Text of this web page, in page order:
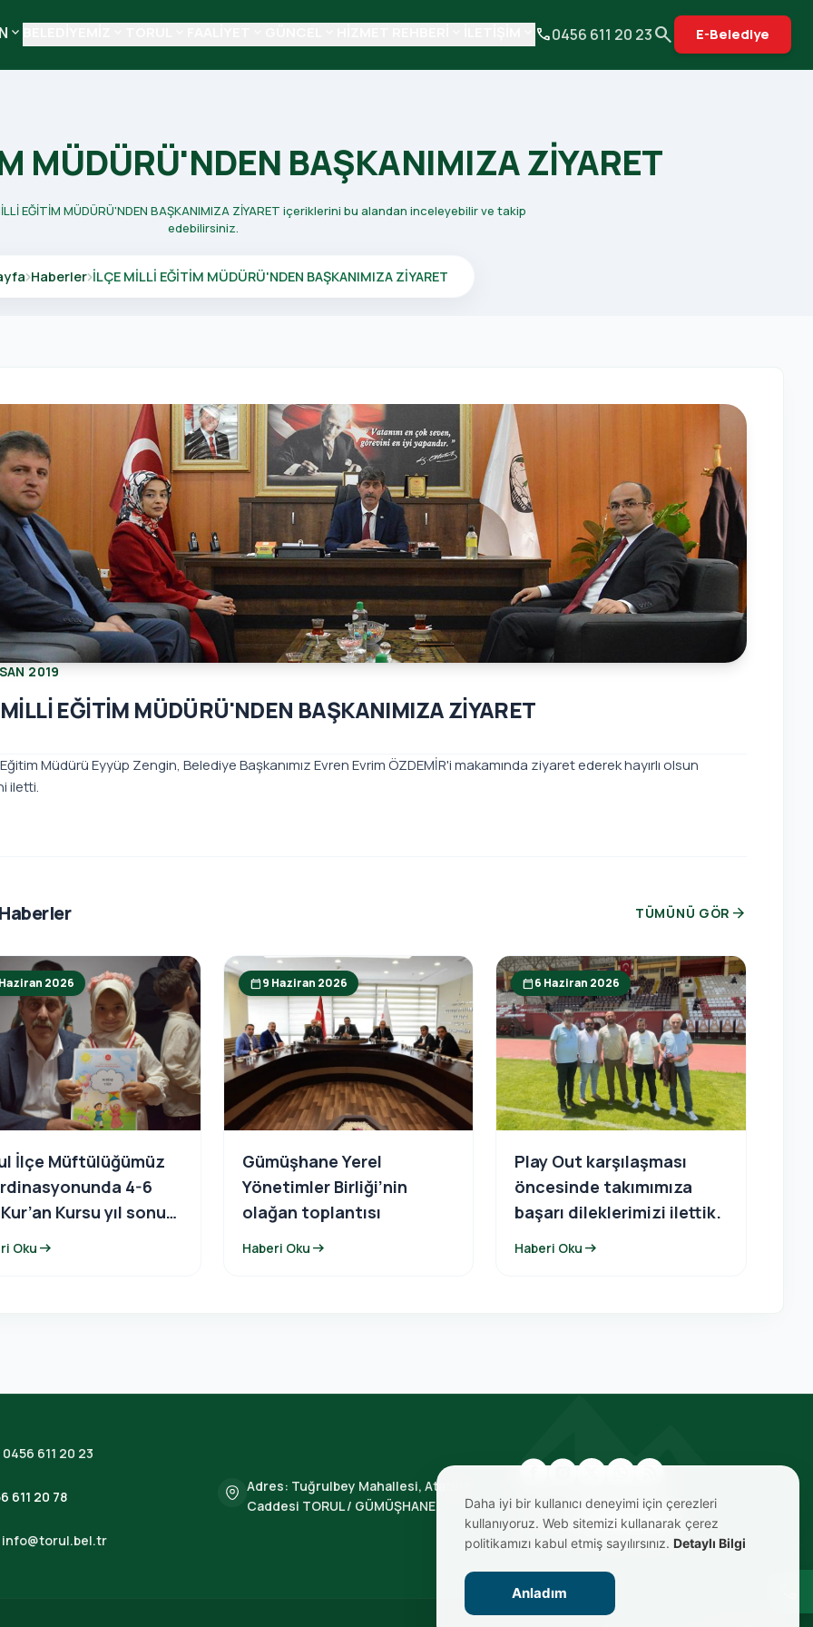
keyboard_arrow_down phone0456 611 20 23search E-Belediye
MÜDÜRÜ'NDEN BAŞKANIMIZA ZİYARET
EĞİTİM MÜDÜRÜ'NDEN BAŞKANIMIZA ZİYARET içeriklerini bu alandan inceleyebilir ve takip
edebilirsiniz.
Haberler İLÇE MİLLİ EĞİTİM MÜDÜRÜ'NDEN BAŞKANIMIZA ZİYARET
2019
EĞİTİM MÜDÜRÜ'NDEN BAŞKANIMIZA ZİYARET
Müdürü Eyyüp Zengin, Belediye Başkanımız Evren Evrim ÖZDEMİR'i makamında ziyaret ederek hayırlı olsun
iletti.
TÜMÜNÜ GÖR arrow_forward
2026
İlçe Müftülüğümüz
4-6
Kursu yıl sonu
Oku arrow_right_alt
calendar_today9 Haziran 2026
Gümüşhane Yerel
Yönetimler Birliği’nin
olağan toplantısı
Haberi Oku arrow_right_alt
calendar_today6 Haziran 2026
Play Out karşılaşması
öncesinde takımımıza
başarı dileklerimizi ilettik.
Haberi Oku arrow_right_alt
0456 611 20 23
611 20 78
info@torul.bel.tr
Adres: Tuğrulbey Mahallesi, Atatürk
Caddesi TORUL / GÜMÜŞHANE
BIZE ULAŞIN
Daha iyi bir kullanıcı deneyimi için çerezleri
kullanıyoruz. Web sitemizi kullanarak çerez
politikamızı kabul etmiş sayılırsınız. Detaylı Bilgi
Anladım